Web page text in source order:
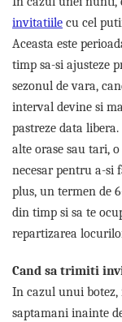
invitatiile cu cel
Aceasta este
timp sa-si ajusteze
sezonul de vara,
interval devine si
pastreze data
alte orase sau tari,
necesar pentru a-si
plus, un termen de
din timp si sa te
repartizarea
Cand sa trimiti
In cazul unui
saptamani inainte